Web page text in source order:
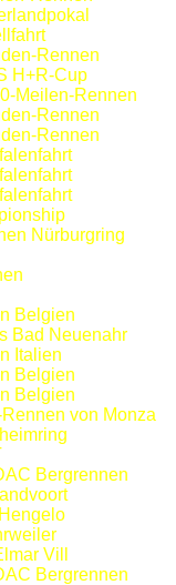
Rennen
H+R-Cup
Meilen-Rennen
Rennen
Rennen
Nürburgring
Belgien
Bad Neuenahr
Italien
Belgien
Belgien
von Monza
Bergrennen
Vill
Bergrennen